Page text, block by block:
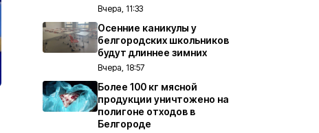
Вчера, 11:33
Осенние каникулы у
белгородских школьников
будут длиннее зимних
Вчера, 18:57
Более 100 кг мясной
продукции уничтожено на
полигоне отходов в
Белгороде